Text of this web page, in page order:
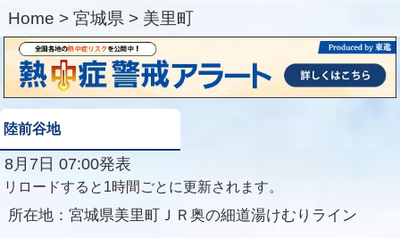
Home > 宮城県 > 美里町
陸前谷地
8月7日 07:00発表
リロードすると1時間ごとに更新されます。
所在地： 宮城県美里町ＪＲ奥の細道湯けむりライン